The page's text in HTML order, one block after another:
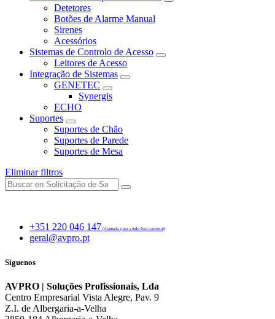
Detetores
Botões de Alarme Manual
Sirenes
Acessórios
Sistemas de Controlo de Acesso
Leitores de Acesso
Integração de Sistemas
GENETEC
Synergis
ECHO
Suportes
Suportes de Chão
Suportes de Parede
Suportes de Mesa
Eliminar filtros
+351 220 046 147 (chamada para a rede fixa nacional)
geral@avpro.pt
Síguenos
AVPRO | Soluções Profissionais, Lda
Centro Empresarial Vista Alegre, Pav. 9
Z.I. de Albergaria-a-Velha